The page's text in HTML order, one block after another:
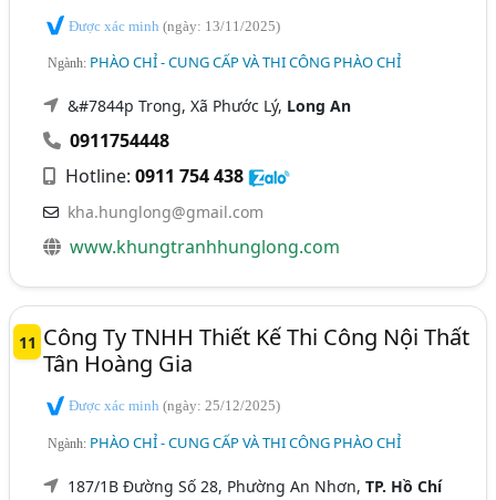
Được xác minh(ngày: 13/11/2025)
Ngành: PHÀO CHỈ - CUNG CẤP VÀ THI CÔNG PHÀO CHỈ
&#7844p Trong, Xã Phước Lý, Long An
0911754448
Hotline:0911 754 438
kha.hunglong@gmail.com
www.khungtranhhunglong.com
11 Công Ty TNHH Thiết Kế Thi Công Nội Thất
Tân Hoàng Gia
Được xác minh(ngày: 25/12/2025)
Ngành: PHÀO CHỈ - CUNG CẤP VÀ THI CÔNG PHÀO CHỈ
187/1B Đường Số 28, Phường An Nhơn,TP. Hồ Chí